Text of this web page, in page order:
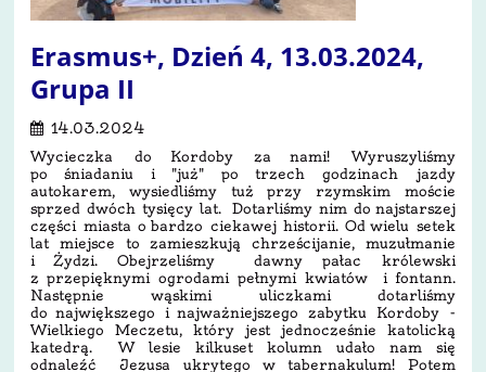
Erasmus+, Dzień 4, 13.03.2024,
Grupa II
14.03.2024
Wycieczka do Kordoby za nami! Wyruszyliśmy
po śniadaniu i "już" po trzech godzinach jazdy
autokarem, wysiedliśmy tuż przy rzymskim moście
sprzed dwóch tysięcy lat. Dotarliśmy nim do najstarszej
części miasta o bardzo ciekawej historii. Od wielu setek
lat miejsce to zamieszkują chrześcijanie, muzułmanie
i Żydzi. Obejrzeliśmy dawny pałac królewski
z przepięknymi ogrodami pełnymi kwiatów i fontann.
Następnie wąskimi uliczkami dotarliśmy
do największego i najważniejszego zabytku Kordoby -
Wielkiego Meczetu, który jest jednocześnie katolicką
katedrą. W lesie kilkuset kolumn udało nam się
odnaleźć Jezusa ukrytego w tabernakulum! Potem